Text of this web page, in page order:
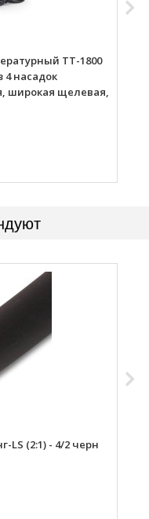
ТТ-1800
4 насадок
широкая щелевая,
LS (2:1) - 4/2 черн